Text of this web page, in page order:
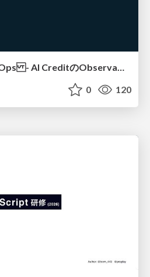
GitHub CopilotのFinOps - AI CreditのObservabilityと価値を生むためのエージェント設計
0 120